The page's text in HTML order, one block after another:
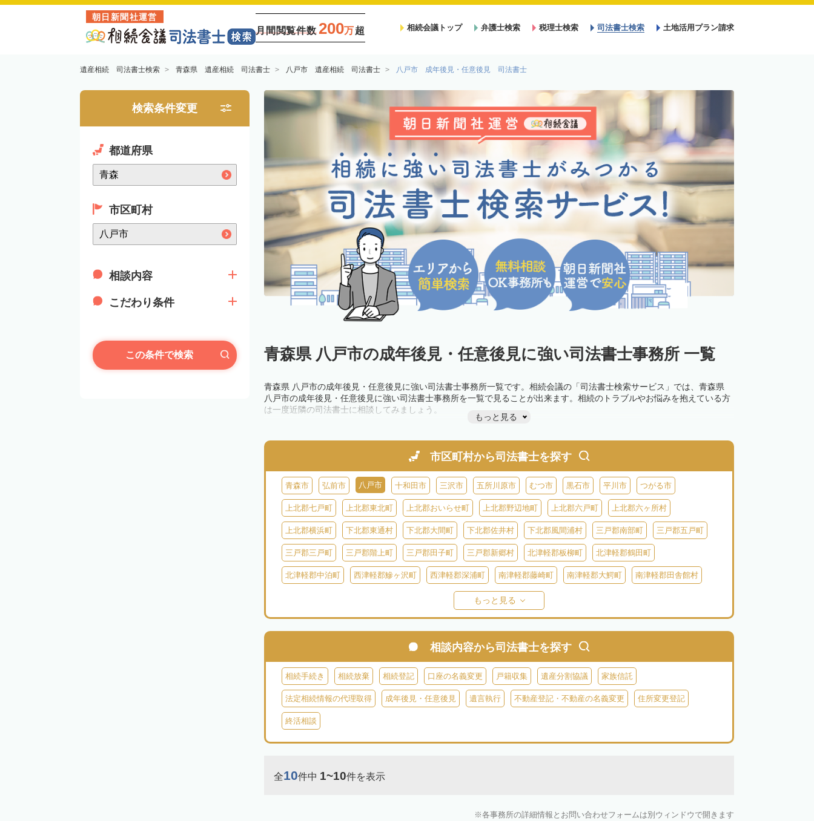
朝日新聞社運営
月間閲覧件数 200万超 相続会議トップ 弁護士検索 税理士検索 司法書士検索 土地活用プラン請求
遺産相続 司法書士検索 青森県 遺産相続 司法書士 八戸市 遺産相続 司法書士 八戸市 成年後見・任意後見 司法書士
検索条件変更
都道府県
市区町村
相談内容
こだわり条件
この条件で検索 青森県 八戸市の成年後見・任意後見に強い司法書士事務所 一覧
青森県 八戸市の成年後見・任意後見に強い司法書士事務所一覧です。相続会議の「司法書士検索サービス」では、青森県
八戸市の成年後見・任意後見に強い司法書士事務所を一覧で見ることが出来ます。相続のトラブルやお悩みを抱えている方
は一度近隣の司法書士に相談してみましょう。
もっと見る
市区町村から司法書士を探す
青森市 弘前市 八戸市 十和田市 三沢市 五所川原市 むつ市 黒石市 平川市 つがる市
上北郡七戸町 上北郡東北町 上北郡おいらせ町 上北郡野辺地町 上北郡六戸町 上北郡六ヶ所村
上北郡横浜町 下北郡東通村 下北郡大間町 下北郡佐井村 下北郡風間浦村 三戸郡南部町 三戸郡五戸町
三戸郡三戸町 三戸郡階上町 三戸郡田子町 三戸郡新郷村 北津軽郡板柳町 北津軽郡鶴田町
北津軽郡中泊町 西津軽郡鰺ヶ沢町 西津軽郡深浦町 南津軽郡藤崎町 南津軽郡大鰐町 南津軽郡田舎館村
東津軽郡蓬田村 東津軽郡今別町
もっと見る
相談内容から司法書士を探す
相続手続き 相続放棄 相続登記 口座の名義変更 戸籍収集 遺産分割協議 家族信託
法定相続情報の代理取得 成年後見・任意後見 遺言執行 不動産登記・不動産の名義変更 住所変更登記
終活相談
全10件中 1~10件を表示
各事務所の詳細情報とお問い合わせフォームは別ウィンドウで開きます